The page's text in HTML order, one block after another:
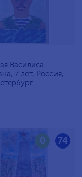
Василиса
7 лет, Россия,
74
0